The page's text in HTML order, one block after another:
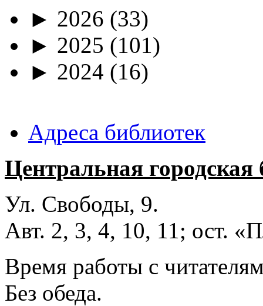
► 2026 (33)
► 2025 (101)
► 2024 (16)
Адреса библиотек
Центральная
Ул. Свободы, 9.
Авт. 2, 3, 4, 10, 11; ост.
Время работы с
Без обеда.